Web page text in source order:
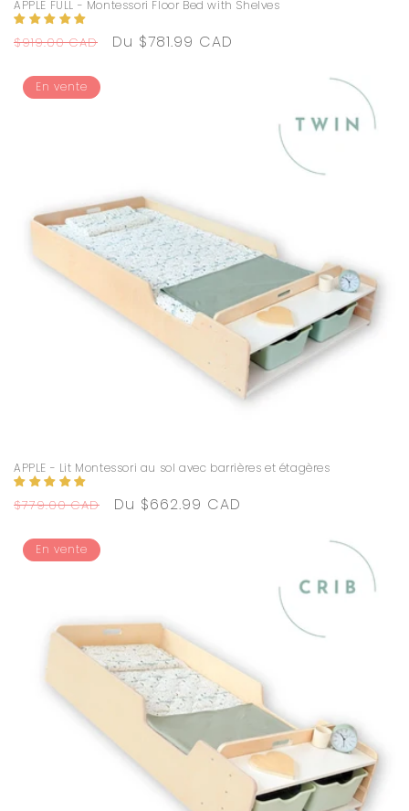
APPLE FULL - Montessori Floor Bed with Shelves
Prix
$919.00 CAD
Prix
Du $781.99 CAD
En vente
APPLE - Lit Montessori au sol avec barrières et étagères
Prix
$779.00 CAD
Prix
Du $662.99 CAD
En vente